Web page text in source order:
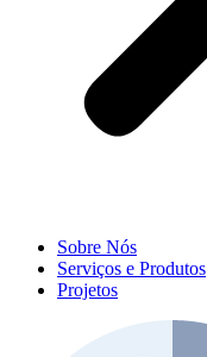
Sobre Nós
Serviços e Produtos
Projetos